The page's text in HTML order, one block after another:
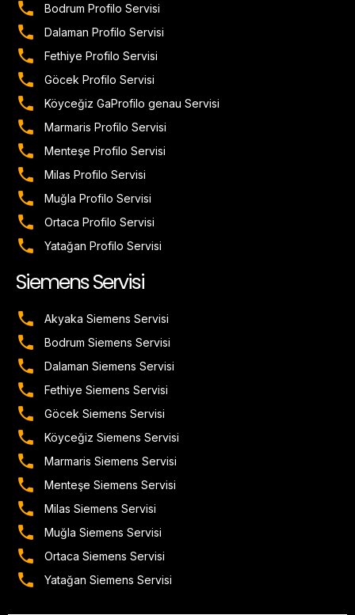
Bodrum Profilo Servisi
Dalaman Profilo Servisi
Fethiye Profilo Servisi
Göcek Profilo Servisi
Köyceğiz GaProfilo genau Servisi
Marmaris Profilo Servisi
Menteşe Profilo Servisi
Milas Profilo Servisi
Muğla Profilo Servisi
Ortaca Profilo Servisi
Yatağan Profilo Servisi
Siemens Servisi
Akyaka Siemens Servisi
Bodrum Siemens Servisi
Dalaman Siemens Servisi
Fethiye Siemens Servisi
Göcek Siemens Servisi
Köyceğiz Siemens Servisi
Marmaris Siemens Servisi
Menteşe Siemens Servisi
Milas Siemens Servisi
Muğla Siemens Servisi
Ortaca Siemens Servisi
Yatağan Siemens Servisi